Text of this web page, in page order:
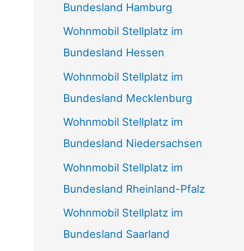
Bundesland Hamburg
Wohnmobil Stellplatz im
Bundesland Hessen
Wohnmobil Stellplatz im
Bundesland Mecklenburg
Wohnmobil Stellplatz im
Bundesland Niedersachsen
Wohnmobil Stellplatz im
Bundesland Rheinland-Pfalz
Wohnmobil Stellplatz im
Bundesland Saarland